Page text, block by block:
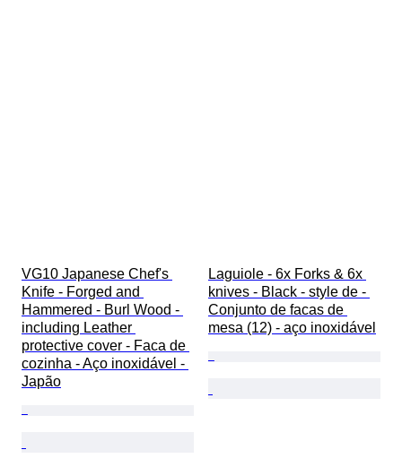
VG10 Japanese Chef's
Knife - Forged and
Hammered - Burl Wood -
including Leather
protective cover - Faca de
cozinha - Aço inoxidável -
Japão
Laguiole - 6x Forks & 6x
knives - Black - style de -
Conjunto de facas de
mesa (12) - aço inoxidável